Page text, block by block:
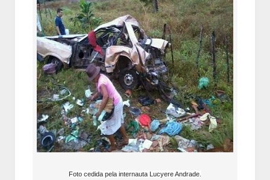
Foto cedida pela internauta Lucyere Andrade.